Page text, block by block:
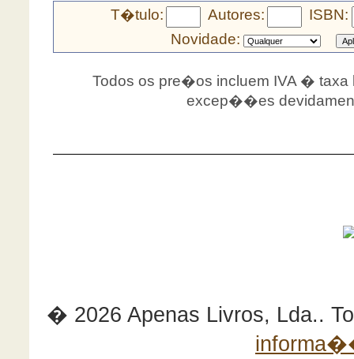
T�tulo:
Autores:
ISBN:
Novidade:
Todos os pre�os incluem IVA � taxa
excep��es
� 2026 Apenas Livros, Lda..